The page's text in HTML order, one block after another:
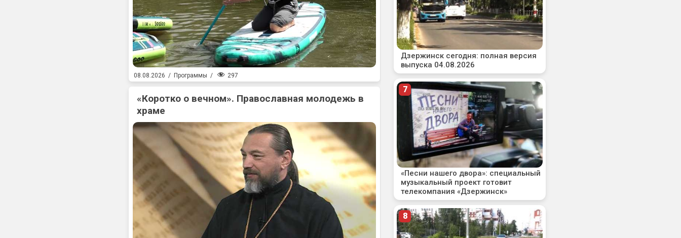
08.08.2026 / Программы / 297
«Коротко о вечном». Православная молодежь в
храме